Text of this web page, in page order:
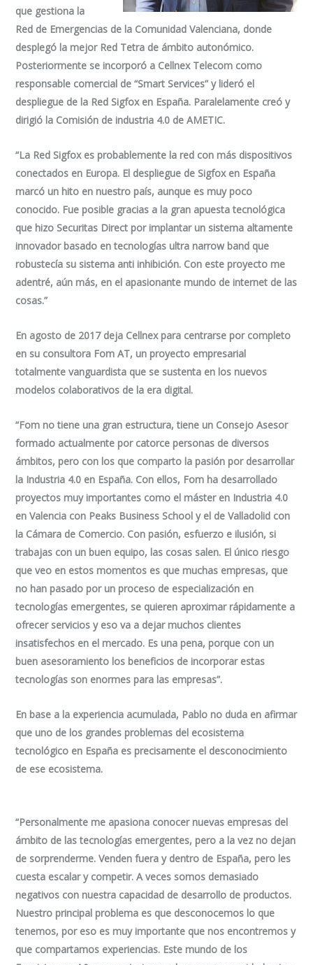
que gestiona la
Red de Emergencias de la Comunidad Valenciana, donde
desplegó la mejor Red Tetra de ámbito autonómico.
Posteriormente se incorporó a Cellnex Telecom como
responsable comercial de “Smart Services” y lideró el
despliegue de la Red Sigfox en España. Paralelamente creó y
dirigió la Comisión de industria 4.0 de AMETIC.
“La Red Sigfox es probablemente la red con más dispositivos
conectados en Europa. El despliegue de Sigfox en España
marcó un hito en nuestro país, aunque es muy poco
conocido. Fue posible gracias a la gran apuesta tecnológica
que hizo Securitas Direct por implantar un sistema altamente
innovador basado en tecnologías ultra narrow band que
robustecía su sistema anti inhibición. Con este proyecto me
adentré, aún más, en el apasionante mundo de internet de las
cosas.”
En agosto de 2017 deja Cellnex para centrarse por completo
en su consultora Fom AT, un proyecto empresarial
totalmente vanguardista que se sustenta en los nuevos
modelos colaborativos de la era digital.
“Fom no tiene una gran estructura, tiene un Consejo Asesor
formado actualmente por catorce personas de diversos
ámbitos, pero con los que comparto la pasión por desarrollar
la Industria 4.0 en España. Con ellos, Fom ha desarrollado
proyectos muy importantes como el máster en Industria 4.0
en Valencia con Peaks Business School y el de Valladolid con
la Cámara de Comercio. Con pasión, esfuerzo e ilusión, si
trabajas con un buen equipo, las cosas salen. El único riesgo
que veo en estos momentos es que muchas empresas, que
no han pasado por un proceso de especialización en
tecnologías emergentes, se quieren aproximar rápidamente a
ofrecer servicios y eso va a dejar muchos clientes
insatisfechos en el mercado. Es una pena, porque con un
buen asesoramiento los beneficios de incorporar estas
tecnologías son enormes para las empresas”.
En base a la experiencia acumulada, Pablo no duda en afirmar
que uno de los grandes problemas del ecosistema
tecnológico en España es precisamente el desconocimiento
de ese ecosistema.
“Personalmente me apasiona conocer nuevas empresas del
ámbito de las tecnologías emergentes, pero a la vez no dejan
de sorprenderme. Venden fuera y dentro de España, pero les
cuesta escalar y competir. A veces somos demasiado
negativos con nuestra capacidad de desarrollo de productos.
Nuestro principal problema es que desconocemos lo que
tenemos, por eso es muy importante que nos encontremos y
que compartamos experiencias. Este mundo de los